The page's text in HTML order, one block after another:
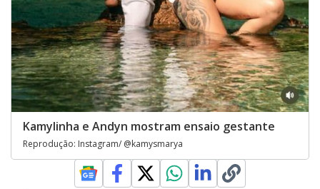
Kamylinha e Andyn mostram ensaio gestante
Reprodução: Instagram/ @kamysmarya